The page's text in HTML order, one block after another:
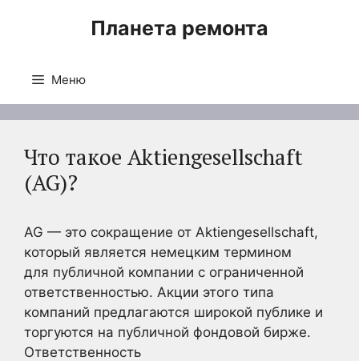
Планета ремонта
Меню
Что такое Aktiengesellschaft
(AG)?
AG — это сокращение от Aktiengesellschaft,
который является немецким термином
для публичной компании с ограниченной
ответственностью. Акции этого типа
компаний предлагаются широкой публике и
торгуются на публичной фондовой бирже.
Ответственность